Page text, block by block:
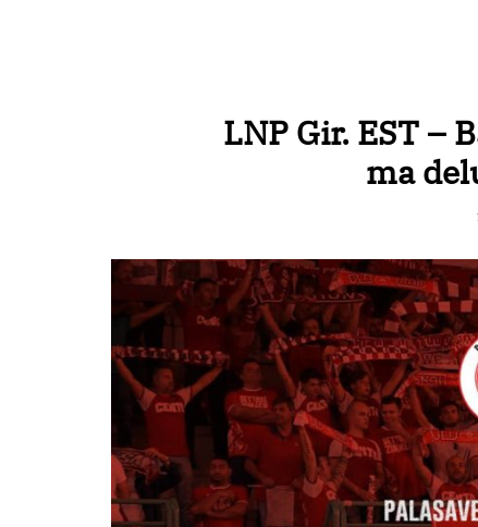
LNP Gir. EST –
ma
BASKET TORINO, BENEDETTO XIV CENTO
BERGAMO BASKET 2014, FORLÌ
PALLACANESTRO 2.015,FORTITUDO
NEW BASKET BRINDISI
,PISTOIA BASKET
ROSETO
SCAFATI BASKET 1969
BASKET VERONA, SCANDONE AVELLINO,
URANIA MILANO ,VUELLE PESARO